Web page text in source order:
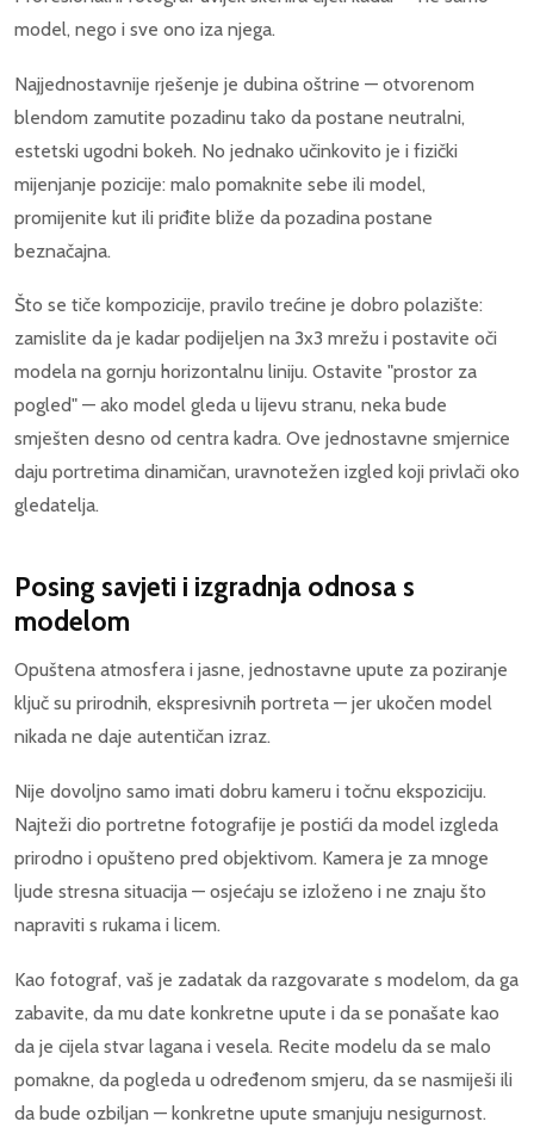
model, nego i sve ono iza njega.
Najjednostavnije rješenje je dubina oštrine — otvorenom
blendom zamutite pozadinu tako da postane neutralni,
estetski ugodni bokeh. No jednako učinkovito je i fizički
mijenjanje pozicije: malo pomaknite sebe ili model,
promijenite kut ili priđite bliže da pozadina postane
beznačajna.
Što se tiče kompozicije, pravilo trećine je dobro polazište:
zamislite da je kadar podijeljen na 3x3 mrežu i postavite oči
modela na gornju horizontalnu liniju. Ostavite "prostor za
pogled" — ako model gleda u lijevu stranu, neka bude
smješten desno od centra kadra. Ove jednostavne smjernice
daju portretima dinamičan, uravnotežen izgled koji privlači oko
gledatelja.
Posing savjeti i izgradnja odnosa s
modelom
Opuštena atmosfera i jasne, jednostavne upute za poziranje
ključ su prirodnih, ekspresivnih portreta — jer ukočen model
nikada ne daje autentičan izraz.
Nije dovoljno samo imati dobru kameru i točnu ekspoziciju.
Najteži dio portretne fotografije je postići da model izgleda
prirodno i opušteno pred objektivom. Kamera je za mnoge
ljude stresna situacija — osjećaju se izloženo i ne znaju što
napraviti s rukama i licem.
Kao fotograf, vaš je zadatak da razgovarate s modelom, da ga
zabavite, da mu date konkretne upute i da se ponašate kao
da je cijela stvar lagana i vesela. Recite modelu da se malo
pomakne, da pogleda u određenom smjeru, da se nasmiješi ili
da bude ozbiljan — konkretne upute smanjuju nesigurnost.